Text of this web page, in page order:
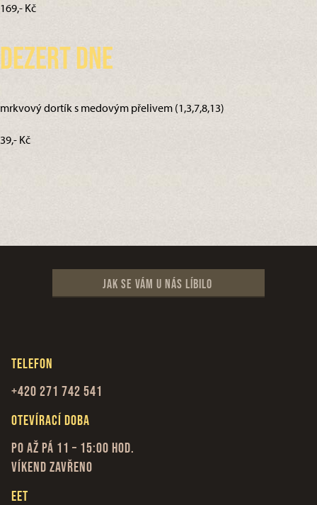
169,- Kč
Dezert dne
mrkvový dortík s medovým přelivem (1,3,7,8,13)
39,- Kč
Jak se vám u nás líbilo
Telefon
+420 271 742 541
Otevírací doba
Po až Pá 11 – 15:00 hod.
Víkend zavřeno
EET